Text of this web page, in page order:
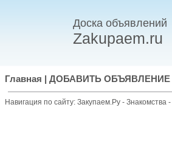
Доска объявлений
Zakupaem.ru
Главная ДОБАВИТЬ ОБЪЯВЛЕНИЕ
Навигация по сайту: Закупаем.Ру - Знакомства -